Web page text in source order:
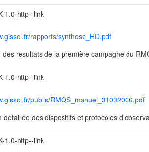
1.0-http--link
rapports/synthese_HD.pdf
des résultats de la première campagne du
1.0-http--link
publis/RMQS_manuel_31032006.pdf
détaillée des dispositifs et protocoles
1.0-http--link